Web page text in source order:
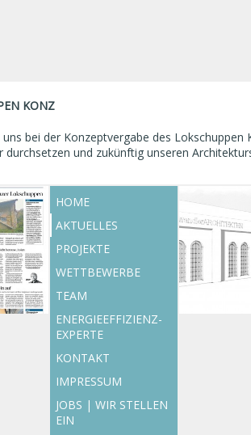
KONZ
bei der Konzeptvergabe des Lokschuppen
durchsetzen und zukünftig unseren
HOME
AKTUELLES
PROJEKTE
WETTBEWERBE
TEAM
ENERGIEEFFIZIENZ-
EXPERTE
KONTAKT
IMPRESSUM
JOBS | WIR STELLEN
EIN